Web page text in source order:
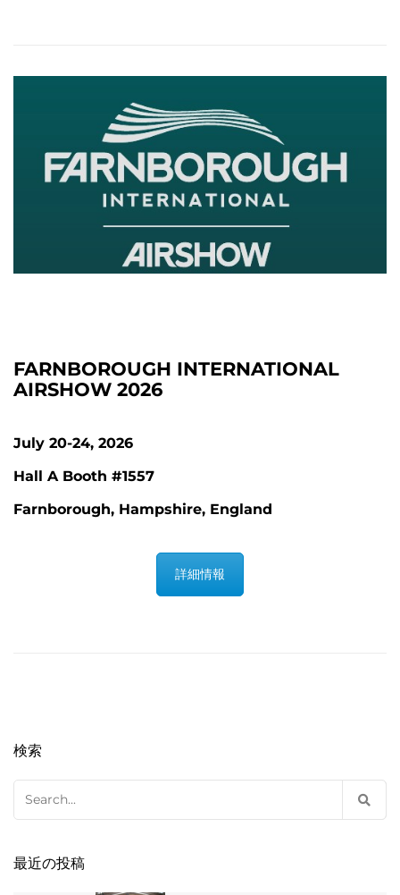
FARNBOROUGH INTERNATIONAL
AIRSHOW 2026
July 20-24, 2026
Hall A Booth #1557
Farnborough, Hampshire, England
詳細情報
検索
for:
最近の投稿